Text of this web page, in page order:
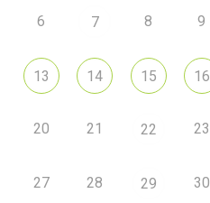
6 7 8 9
13 14 15 16
20 21 22 23
27 28 29 30